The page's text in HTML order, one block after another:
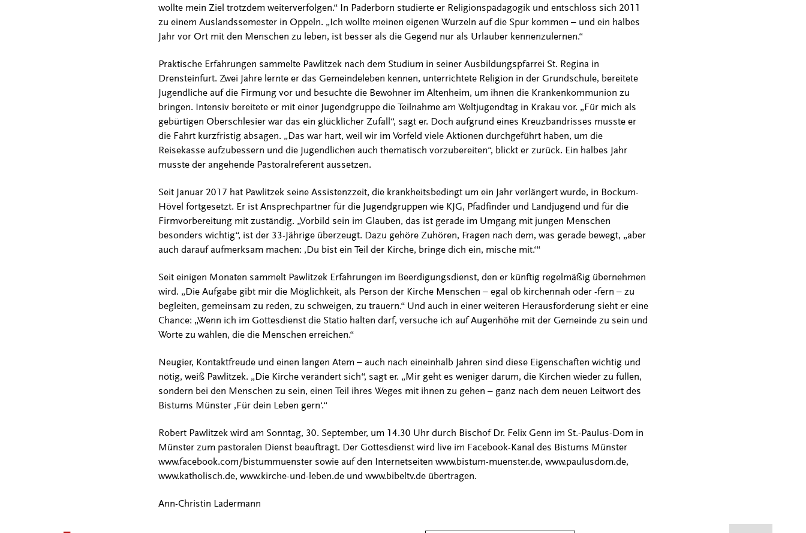
wollte mein Ziel trotzdem weiterverfolgen.“ In Paderborn studierte er Religionspädagogik und entschloss sich 2011
zu einem Auslandssemester in Oppeln. „Ich wollte meinen eigenen Wurzeln auf die Spur kommen – und ein halbes
Jahr vor Ort mit den Menschen zu leben, ist besser als die Gegend nur als Urlauber kennenzulernen.“
Praktische Erfahrungen sammelte Pawlitzek nach dem Studium in seiner Ausbildungspfarrei St. Regina in
Drensteinfurt. Zwei Jahre lernte er das Gemeindeleben kennen, unterrichtete Religion in der Grundschule, bereitete
Jugendliche auf die Firmung vor und besuchte die Bewohner im Altenheim, um ihnen die Krankenkommunion zu
bringen. Intensiv bereitete er mit einer Jugendgruppe die Teilnahme am Weltjugendtag in Krakau vor. „Für mich als
gebürtigen Oberschlesier war das ein glücklicher Zufall“, sagt er. Doch aufgrund eines Kreuzbandrisses musste er
die Fahrt kurzfristig absagen. „Das war hart, weil wir im Vorfeld viele Aktionen durchgeführt haben, um die
Reisekasse aufzubessern und die Jugendlichen auch thematisch vorzubereiten“, blickt er zurück. Ein halbes Jahr
musste der angehende Pastoralreferent aussetzen.
Seit Januar 2017 hat Pawlitzek seine Assistenzzeit, die krankheitsbedingt um ein Jahr verlängert wurde, in Bockum-
Hövel fortgesetzt. Er ist Ansprechpartner für die Jugendgruppen wie KJG, Pfadfinder und Landjugend und für die
Firmvorbereitung mit zuständig. „Vorbild sein im Glauben, das ist gerade im Umgang mit jungen Menschen
besonders wichtig“, ist der 33-Jährige überzeugt. Dazu gehöre Zuhören, Fragen nach dem, was gerade bewegt, „aber
auch darauf aufmerksam machen: ‚Du bist ein Teil der Kirche, bringe dich ein, mische mit.‘“
Seit einigen Monaten sammelt Pawlitzek Erfahrungen im Beerdigungsdienst, den er künftig regelmäßig übernehmen
wird. „Die Aufgabe gibt mir die Möglichkeit, als Person der Kirche Menschen – egal ob kirchennah oder -fern – zu
begleiten, gemeinsam zu reden, zu schweigen, zu trauern.“ Und auch in einer weiteren Herausforderung sieht er eine
Chance: „Wenn ich im Gottesdienst die Statio halten darf, versuche ich auf Augenhöhe mit der Gemeinde zu sein und
Worte zu wählen, die die Menschen erreichen.“
Neugier, Kontaktfreude und einen langen Atem – auch nach eineinhalb Jahren sind diese Eigenschaften wichtig und
nötig, weiß Pawlitzek. „Die Kirche verändert sich“, sagt er. „Mir geht es weniger darum, die Kirchen wieder zu füllen,
sondern bei den Menschen zu sein, einen Teil ihres Weges mit ihnen zu gehen – ganz nach dem neuen Leitwort des
Bistums Münster ‚Für dein Leben gern‘.“
Robert Pawlitzek wird am Sonntag, 30. September, um 14.30 Uhr durch Bischof Dr. Felix Genn im St.-Paulus-Dom in
Münster zum pastoralen Dienst beauftragt. Der Gottesdienst wird live im Facebook-Kanal des Bistums Münster
www.facebook.com/bistummuenster sowie auf den Internetseiten www.bistum-muenster.de, www.paulusdom.de,
www.katholisch.de, www.kirche-und-leben.de und www.bibeltv.de übertragen.
Ann-Christin Ladermann